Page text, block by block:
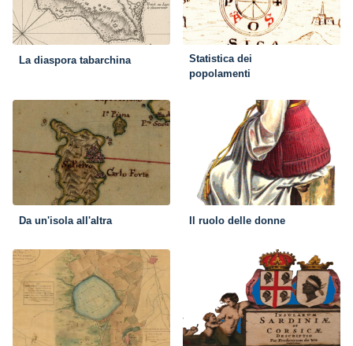
La diaspora tabarchina
Statistica dei
popolamenti
Da un'isola all'altra Il ruolo delle donne